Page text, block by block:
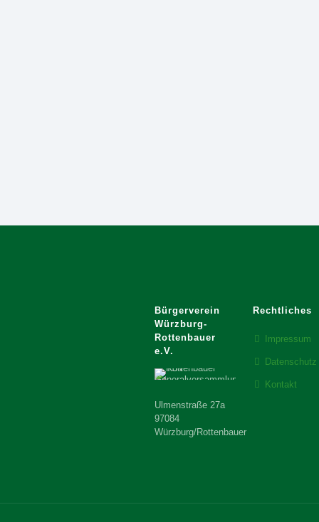
Bürgerverein
Würzburg-
Rottenbauer
e.V.
Ulmenstraße 27a
97084
Würzburg/Rottenbauer
Rechtliches
Impressum
Datenschutz
Kontakt